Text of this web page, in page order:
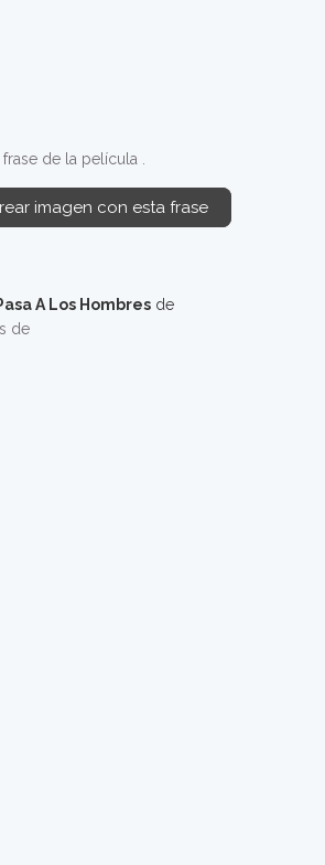
de la película .
imagen con esta frase
A Los Hombres de
de